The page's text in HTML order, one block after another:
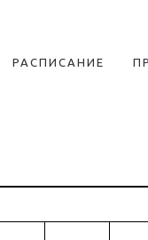
РАСПИСАНИЕ